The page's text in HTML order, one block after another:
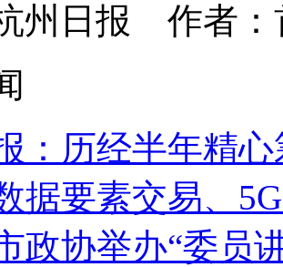
州日报 作者
：历经半年精
据要素交易、
政协举办“委员